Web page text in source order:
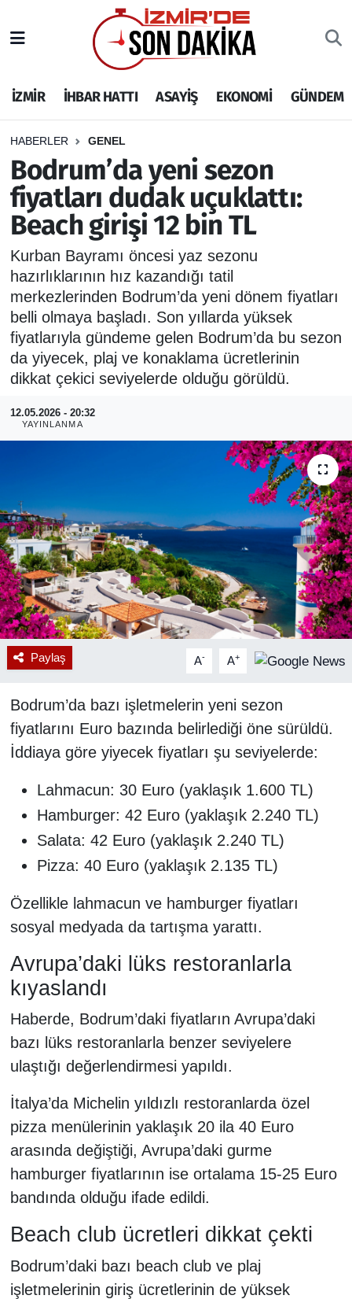
İZMİR İHBAR HATTI ASAYİŞ EKONOMİ GÜNDEM
HABERLER GENEL
Bodrum’da yeni sezon
fiyatları dudak uçuklattı:
Beach girişi 12 bin TL
Kurban Bayramı öncesi yaz sezonu
hazırlıklarının hız kazandığı tatil
merkezlerinden Bodrum’da yeni dönem fiyatları
belli olmaya başladı. Son yıllarda yüksek
fiyatlarıyla gündeme gelen Bodrum’da bu sezon
da yiyecek, plaj ve konaklama ücretlerinin
dikkat çekici seviyelerde olduğu görüldü.
12.05.2026 - 20:32
YAYINLANMA
Paylaş A- A+
Bodrum’da bazı işletmelerin yeni sezon
fiyatlarını Euro bazında belirlediği öne sürüldü.
İddiaya göre yiyecek fiyatları şu seviyelerde:
Lahmacun: 30 Euro (yaklaşık 1.600 TL)
Hamburger: 42 Euro (yaklaşık 2.240 TL)
Salata: 42 Euro (yaklaşık 2.240 TL)
Pizza: 40 Euro (yaklaşık 2.135 TL)
Özellikle lahmacun ve hamburger fiyatları
sosyal medyada da tartışma yarattı.
Avrupa’daki lüks restoranlarla
kıyaslandı
Haberde, Bodrum’daki fiyatların Avrupa’daki
bazı lüks restoranlarla benzer seviyelere
ulaştığı değerlendirmesi yapıldı.
İtalya’da Michelin yıldızlı restoranlarda özel
pizza menülerinin yaklaşık 20 ila 40 Euro
arasında değiştiği, Avrupa’daki gurme
hamburger fiyatlarının ise ortalama 15-25 Euro
bandında olduğu ifade edildi.
Beach club ücretleri dikkat çekti
Bodrum’daki bazı beach club ve plaj
işletmelerinin giriş ücretlerinin de yüksek
İHBAR HATTI
DEPREM
GENEL
EKONOMİ
SİYASET
SPOR
ASAYİŞ
RESMİ REKLAM
İzmir Nöbetçi Eczaneler
İzmir Hava Durumu
İzmir Namaz Vakitleri
İzmir Trafik Yoğunluk Haritası
Puan Durumu ve Fikstür
Tüm Manşetler
Son Dakika Haberleri
Haber Arşivi